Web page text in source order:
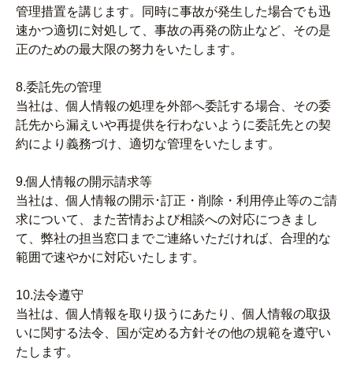
管理措置を講じます。同時に事故が発生した場合でも迅
速かつ適切に対処して、事故の再発の防止など、その是
正のための最大限の努力をいたします。
8.委託先の管理
当社は、個人情報の処理を外部へ委託する場合、その委
託先から漏えいや再提供を行わないように委託先との契
約により義務づけ、適切な管理をいたします。
9.個人情報の開示請求等
当社は、個人情報の開示･訂正・削除・利用停止等のご請
求について、また苦情および相談への対応につきまし
て、弊社の担当窓口までご連絡いただければ、合理的な
範囲で速やかに対応いたします。
10.法令遵守
当社は、個人情報を取り扱うにあたり、個人情報の取扱
いに関する法令、国が定める方針その他の規範を遵守い
たします。